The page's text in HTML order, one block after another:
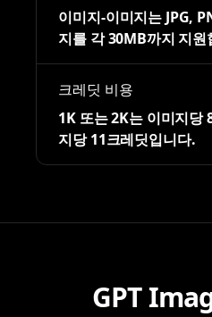
이미지-이미지는 JPG,
지를 각 30MB까지 지원
크레딧 비용
1K 또는 2K는 이미지당
지당 11크레딧입니다.
GPT